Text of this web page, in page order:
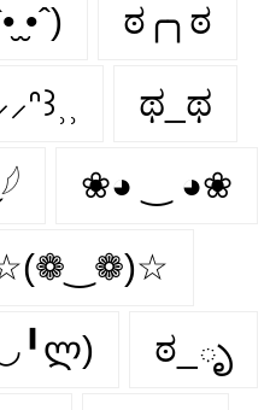
̮•ˆ) ಠ╭╮ಠ
ಥ_ಥ
❀◕ ‿ ◕❀
ಠ_ృ